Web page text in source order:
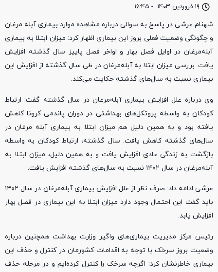
۱۹ فروردین ۱۴۰۳ - ۱۶:۴۵
شهنام عرشی در پاسخ به سوالی درباره مشاهده موارد بیماری آبله مرغان
و چگونگی وضعیت فعلی بروز این بیماری اظهار کرد: میزان ابتلا به بیماری
آبله‌مرغان در اوایل فصل بهار و اواخر فصل پاییز سال گذشته افزایش
یافت. بررسی میزان ابتلا به آبله‌مرغان در طی سال گذشته از افزایش این
بیماری نسبت به سال‌های گذشته حکایت می‌کند.
وی درباره علل افزایش بیماری آبله‌مرغان در سال گذشته گفت: ارتباط
کودکان به واسطه پروتکل‌های بهداشتی در دوران پاندمی کرونا کاهش
یافته بود و به همین دلیل هم میزان ابتلا به بیماری آبله مرغان در
سال‌های گذشته کاهش یافت. سال گذشته، ارتباط کودکان به واسطه
بازگشت به زندگی عادی افزایش یافت و به همین دلیل، میزان ابتلا به
آبله‌مرغان در سال ۱۴۰۲ نسبت به سال‌های گذشته افزایش یافت.
عرشی ادامه داد: صرف نظر از علل افزایش بیماری آبله‌مرغان در سال ۱۴۰۲
باید گفت این احتمال وجود دارد میزان ابتلا به این بیماری در فصل بهار
افزایش یابد.
رئیس مرکز مدیریت بیماری‌های واگیر وزارت بهداشت همچنین درباره
وضعیت بروز سرخک با توجه به اقدامات کشورمان در کنترل و حذف این
بیماری خاطرنشان کرد: اگرچه سرخک را کنترل کرده‌ایم و در مرحله حذف